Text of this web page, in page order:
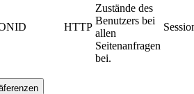
HTTP
Zustände des
Benutzers bei
allen
Seitenanfragen
bei.